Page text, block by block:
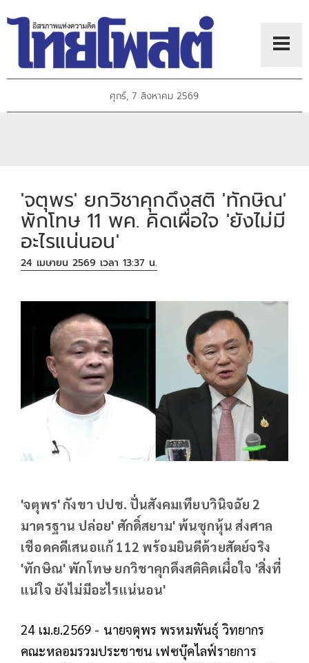
ศุกร์, 7 สิงหาคม 2569
'จตุพร' ยกวิชาคุกดึงสติ 'ทักษิณ'
พักโทษ 11 พค. คิดเผื่อใจ 'ยังไม่มี
อะไรแน่นอน'
24 เมษายน 2569 เวลา 13:37 น.
'จตุพร' กังขา ปปช. ปั่นสังคมเทียบวินิจฉัย 2
มาตรฐาน ปล่อย' ศักดิ์สยาม' พ้นซุกหุ้น ส่งศาล
เชือดคดีเสนอแก้ 112 พร้อมยินดีด้วยสัตย์จริง
'ทักษิณ' พักโทษ ยกวิชาคุกดึงสติคิดเผื่อใจ 'สิ่งที่
แน่ใจ ยังไม่มีอะไรแน่นอน'
24 เม.ย.2569 - นายจตุพร พรหมพันธุ์ วิทยากร
คณะหลอมรวมประชาชน เฟซบุ๊คไลฟ์รายการ